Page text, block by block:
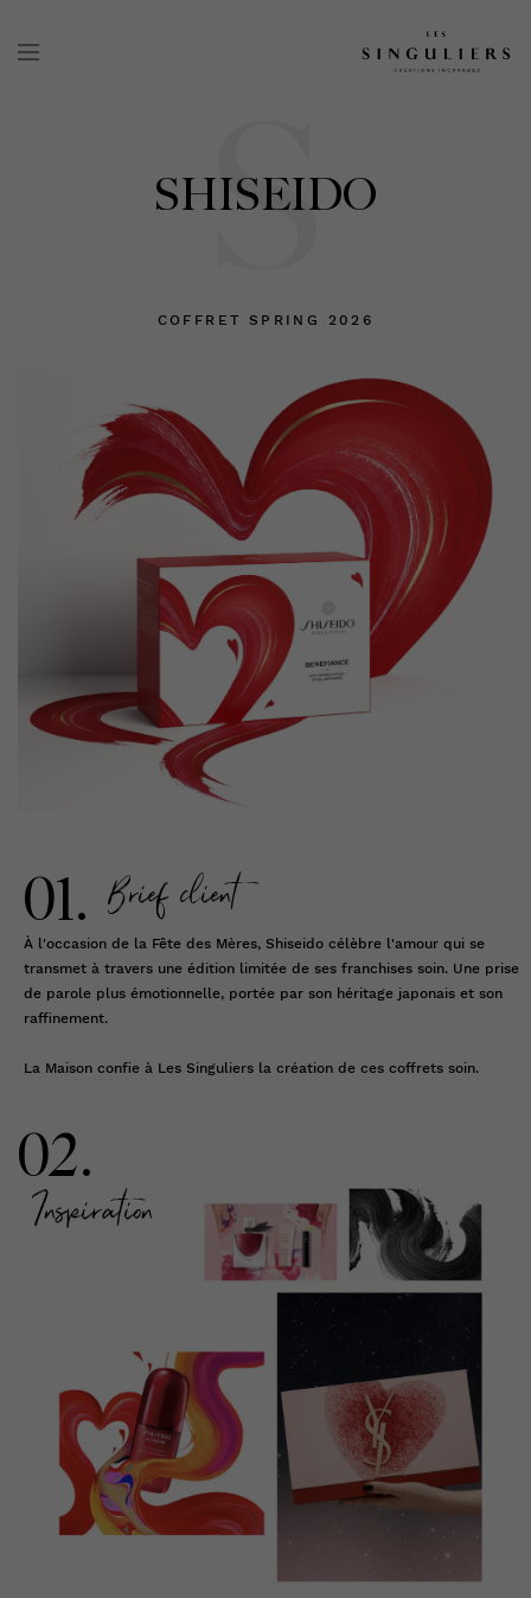
S
SHISEIDO
COFFRET SPRING 2026
01. Brief client
À l'occasion de la Fête des Mères, Shiseido célèbre l'amour qui se
transmet à travers une édition limitée de ses franchises soin. Une prise
de parole plus émotionnelle, portée par son héritage japonais et son
raffinement.
La Maison confie à Les Singuliers la création de ces coffrets soin.
02.
Inspiration